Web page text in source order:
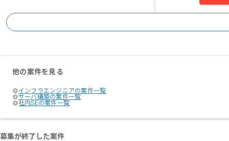
他の案件を見る
インフラエンジニアの案件一覧
サーバ構築の案件一覧
社内SEの案件一覧
募集が終了した案件